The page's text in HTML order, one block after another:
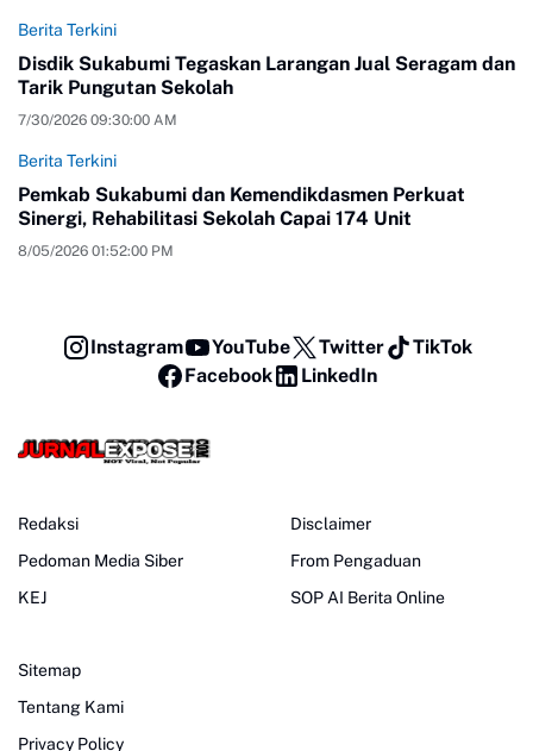
Berita Terkini
Disdik Sukabumi Tegaskan Larangan Jual Seragam dan
Tarik Pungutan Sekolah
7/30/2026 09:30:00 AM
Berita Terkini
Pemkab Sukabumi dan Kemendikdasmen Perkuat
Sinergi, Rehabilitasi Sekolah Capai 174 Unit
8/05/2026 01:52:00 PM
Instagram YouTube Twitter
TikTok
Facebook
LinkedIn
Redaksi
Pedoman Media Siber
KEJ
Disclaimer
From Pengaduan
SOP AI Berita Online
Sitemap
Tentang Kami
Privacy Policy